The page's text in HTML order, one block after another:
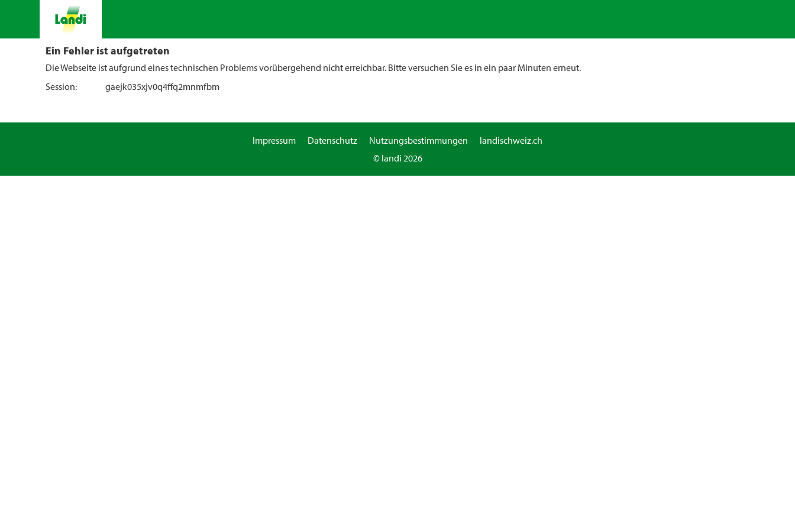
Ein Fehler ist aufgetreten
Die Webseite ist aufgrund eines technischen Problems vorübergehend nicht erreichbar. Bitte versuchen Sie es in ein paar Minuten erneut.
Session:
gaejk035xjv0q4ffq2mnmfbm
Impressum Datenschutz Nutzungsbestimmungen
landischweiz.ch
© landi 2026